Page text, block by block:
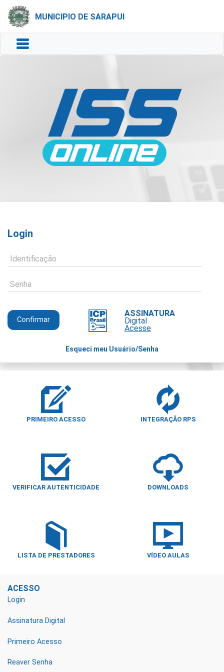
MUNICIPIO DE SARAPUI
Login
Identificação
Senha
ASSINATURA
Digital
Acesse
Esqueci meu Usuário/Senha
PRIMEIRO ACESSO INTEGRAÇÃO RPS
VERIFICAR AUTENTICIDADE DOWNLOADS
LISTA DE PRESTADORES VÍDEO AULAS
ACESSO
Login
Assinatura Digital
Primeiro Acesso
Reaver Senha